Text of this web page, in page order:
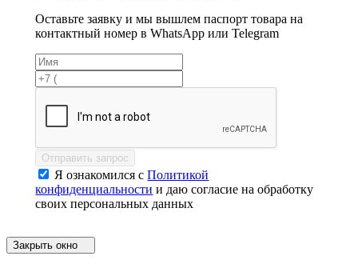
Оставьте заявку и мы вышлем паспорт товара на
контактный номер в WhatsApp или Telegram
Отправить запрос
Я ознакомился сПолитикой
конфиденциальности и даю согласие на обработку
своих персональных данных
Закрыть окно